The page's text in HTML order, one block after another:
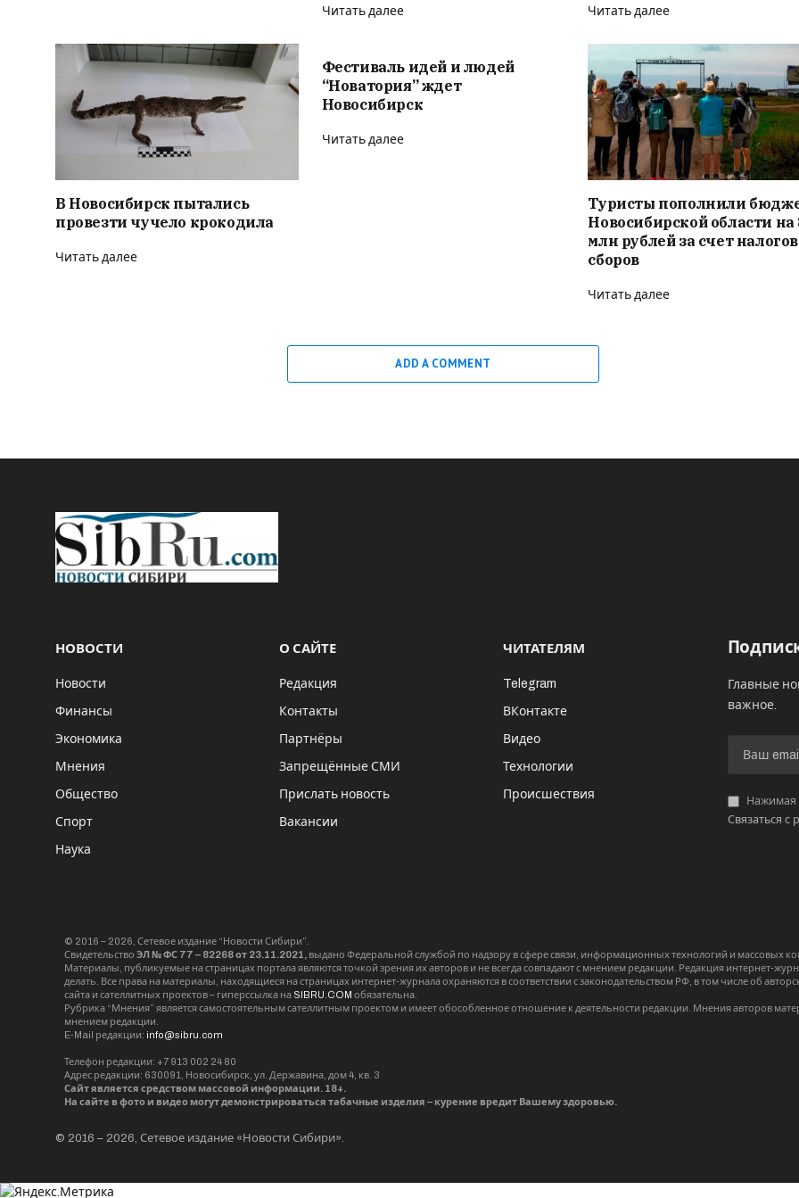
Читать далее Читать далее
В Новосибирск пытались
провезти чучело крокодила
Читать далее
Фестиваль идей и людей
“Новатория” ждет
Новосибирск
Читать далее
Туристы пополнили
Новосибирской области на
млн рублей за счет
сборов
Читать далее
ADD A COMMENT
НОВОСТИ
Новости
Финансы
Экономика
Мнения
Общество
Спорт
Наука
О САЙТЕ
Редакция
Контакты
Партнёры
Запрещённые СМИ
Прислать новость
Вакансии
ЧИТАТЕЛЯМ
Telegram
ВКонтакте
Видео
Технологии
Происшествия
Главные
важное.
Нажимая
Связаться с
© 2016 – 2026, Сетевое издание “Новости Сибири”.
Свидетельство ЭЛ № ФС 77 – 82268 от 23.11.2021, выдано Федеральной службой по надзору в сфере связи, информационных технологий и массовых
Материалы, публикуемые на страницах портала являются точкой зрения их авторов и не всегда совпадают с мнением редакции. Редакция интернет-
делать. Все права на материалы, находящиеся на страницах интернет-журнала охраняются в соответствии с законодательством РФ, в том числе об
сайта и сателлитных проектов – гиперссылка на SIBRU.COM обязательна.
Рубрика “Мнения” является самостоятельным сателлитным проектом и имеет обособленное отношение к деятельности редакции. Мнения авторов
мнением редакции.
E-Mail редакции: info@sibru.com
Телефон редакции: +7 913 002 24 80
Адрес редакции: 630091, Новосибирск, ул. Державина, дом 4, кв. 3
Сайт является средством массовой информации. 18+.
На сайте в фото и видео могут демонстрироваться табачные изделия – курение вредит Вашему здоровью.
© 2016 – 2026, Сетевое издание «Новости Сибири».